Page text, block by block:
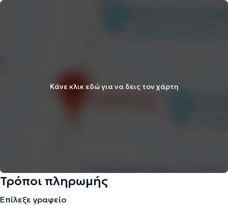
Κάνε κλικ εδώ για να δεις τον χάρτη
Τρόποι πληρωμής
Επίλεξε γραφείο